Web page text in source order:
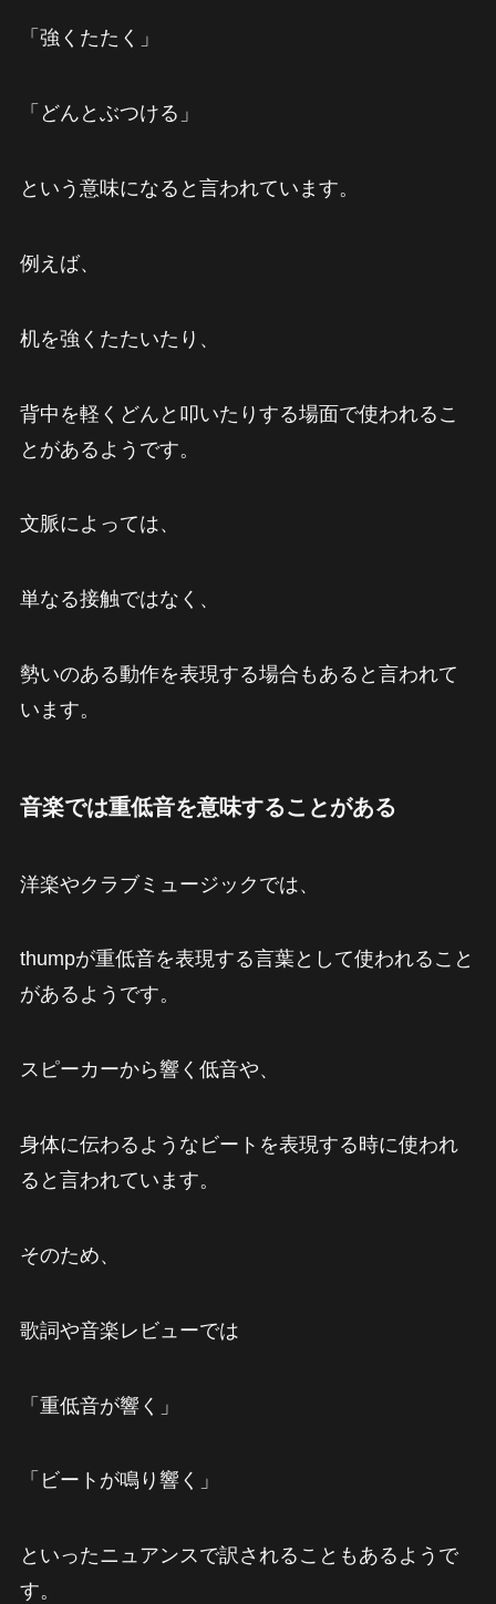
「強くたたく」
「どんとぶつける」
という意味になると言われています。
例えば、
机を強くたたいたり、
背中を軽くどんと叩いたりする場面で使われるこ
とがあるようです。
文脈によっては、
単なる接触ではなく、
勢いのある動作を表現する場合もあると言われて
います。
音楽では重低音を意味することがある
洋楽やクラブミュージックでは、
thumpが重低音を表現する言葉として使われること
があるようです。
スピーカーから響く低音や、
身体に伝わるようなビートを表現する時に使われ
ると言われています。
そのため、
歌詞や音楽レビューでは
「重低音が響く」
「ビートが鳴り響く」
といったニュアンスで訳されることもあるようで
す。